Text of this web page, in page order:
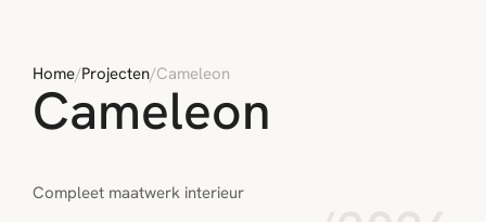
Home/Projecten/Cameleon
Cameleon
Compleet maatwerk interieur